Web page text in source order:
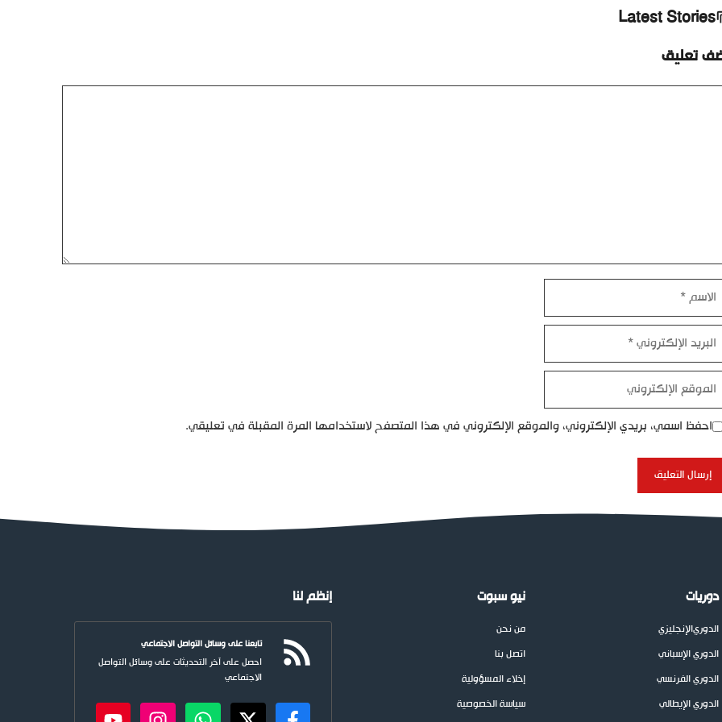
Latest Stories
تعليق
الاسم
البريد
الإلكتروني
الموقع
الإلكتروني
احفظ اسمي، بريدي الإلكتروني، والموقع الإلكتروني في هذا المتصفح لاستخدامها المرة المقبلة في تعليقي.
دوريات
الدوريالإنجليزي
الدوري الإسباني
الدوري الفرنسي
الدوري الإيطالي
نيو سبوت
من نحن
اتصل بنا
إخلاء المسؤولية
سياسة الخصوصية
إنظم لنا
تابعنا على وسائل التواصل الاجتماعي
احصل على آخر التحديثات على وسائل التواصل
الاجتماعي